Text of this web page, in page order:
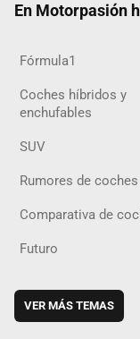
En Motorpasión
Fórmula1
Coches híbridos y
enchufables
SUV
Rumores de coches
Comparativa de
Futuro
VER MÁS TEMAS